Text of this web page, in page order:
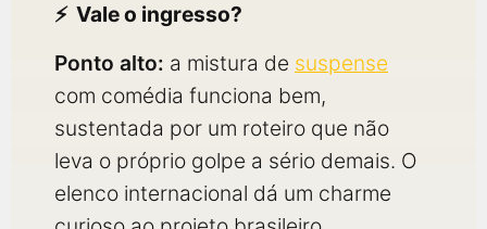
Vale o ingresso?
Ponto alto: a mistura de suspense
com comédia funciona bem,
sustentada por um roteiro que não
leva o próprio golpe a sério demais. O
elenco internacional dá um charme